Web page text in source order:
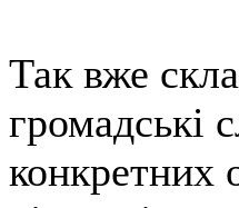
Так вже
громадські
конкретних